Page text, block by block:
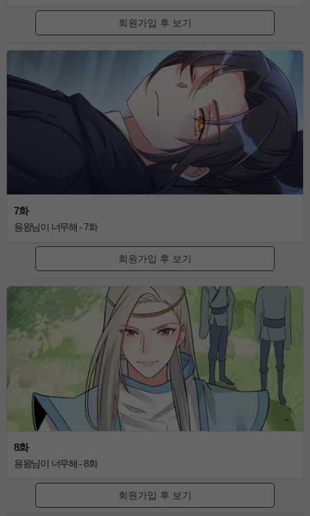
회원가입 후 보기
7화
용왕님이 너무해 - 7화
회원가입 후 보기
8화
용왕님이 너무해 - 8화
회원가입 후 보기